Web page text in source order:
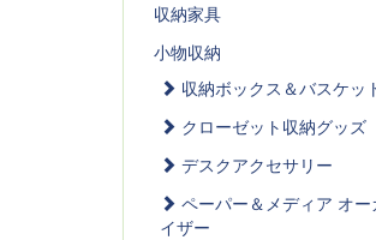
収納家具
小物収納
収納ボックス＆バスケッ
クローゼット収納グッズ
デスクアクセサリー
ペーパー＆メディア オー
イザー